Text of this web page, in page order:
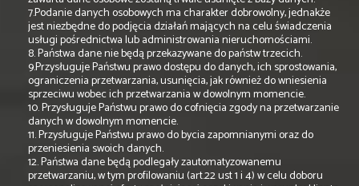
7.Podanie danych osobowych ma charakter dobrowolny, jednakże
jest niezbędne do podjęcia działań mających na celu świadczenia
usługi pośrednictwa lub administrowania nieruchomościami.
8. Państwa dane nie będą przekazywane do państw trzecich.
9.Przysługuje Państwu prawo dostępu do danych, ich sprostowania,
ograniczenia przetwarzania, usunięcia, jak również do wniesienia
sprzeciwu wobec ich przetwarzania w dowolnym momencie.
10. Przysługuje Państwu prawo do cofnięcia zgody na przetwarzanie
danych w dowolnym momencie.
11. Przysługuje Państwu prawo do bycia zapomnianymi oraz do
przeniesienia swoich danych.
12. Państwa dane będą podlegały zautomatyzowanemu
przetwarzaniu, w tym profilowaniu (art.22 ust 1 i 4) w celu doboru